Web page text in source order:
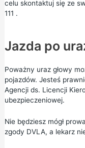
celu skontaktuj się ze
111 .
Jazda po
Poważny uraz głowy
pojazdów. Jesteś
Agencji ds. Licencji
ubezpieczeniowej.
Nie będziesz mógł
zgody DVLA, a lekarz